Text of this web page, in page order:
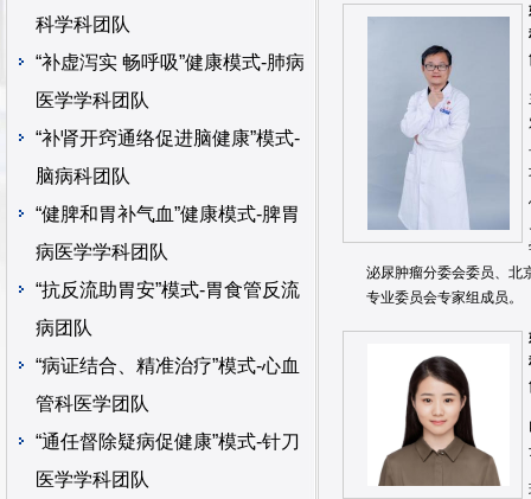
科学科团队
“补虚泻实 畅呼吸”健康模式-肺病
医学学科团队
“补肾开窍通络促进脑健康”模式-
脑病科团队
“健脾和胃补气血”健康模式-脾胃
病医学学科团队
“抗反流助胃安”模式-胃食管反流
病团队
“病证结合、精准治疗”模式-心血
管科医学团队
“通任督除疑病促健康”模式-针刀
医学学科团队
泌尿肿瘤分委会委员、北
专业委员会专家组成员。